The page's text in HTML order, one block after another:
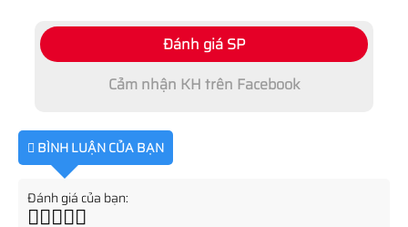
Đánh giá SP
Cảm nhận KH trên Facebook
BÌNH LUẬN CỦA BẠN
Đánh giá của bạn: